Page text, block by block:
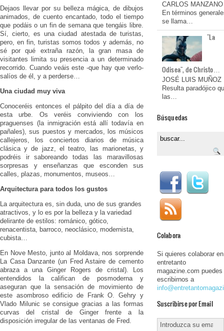
Dejaos llevar por su belleza mágica, de dibujos
animados, de cuento encantado, todo el tiempo
que podáis o un fin de semana que tengáis libre.
Sí, cierto, es una ciudad atestada de turistas,
pero, en fin, turistas somos todos y además, no
sé por qué extraña razón, la gran masa de
visitantes limita su presencia a un determinado
recorrido. Cuando veáis este -que hay que verlo-
salíos de él, y a perderse…
Una ciudad muy viva
Conoceréis entonces el pálpito del día a día de
esta urbe. Os veréis conviviendo con los
praguenses (la inmigración está allí todavía en
pañales), sus puestos y mercados, los músicos
callejeros, los conciertos diarios de música
clásica y de jazz, el teatro, las marionetas, y
podréis ir saboreando todas las maravillosas
sorpresas y enseñanzas que esconden sus
calles, plazas, monumentos, museos…
Arquitectura para todos los gustos
La arquitectura es, sin duda, uno de sus grandes
atractivos, y lo es por la belleza y la variedad
delirante de estilos: románico, gótico,
renacentista, barroco, neoclásico, modernista,
cubista…
En Nove Mesto, junto al Moldava, nos sorprende
La Casa Danzante (un Fred Astaire de cemento
abraza a una Ginger Rogers de cristal). Los
entendidos la califican de posmoderna y
aseguran que la sensación de movimiento de
este asombroso edificio de Frank O. Gehry y
Vlado Milunic se consigue gracias a las formas
curvas del cristal de Ginger frente a la
disposición irregular de las ventanas de Fred.
CARLOS MANZANO
En términos
se llama…
"La
Odisea", de Christo…
JOSÉ LUIS MUÑOZ
Resulta paradójico
las…
Búsquedas
Colabora
Si quieres colaborar en
entretanto
magazine.com puedes
escribirnos a
Suscribirse por Email